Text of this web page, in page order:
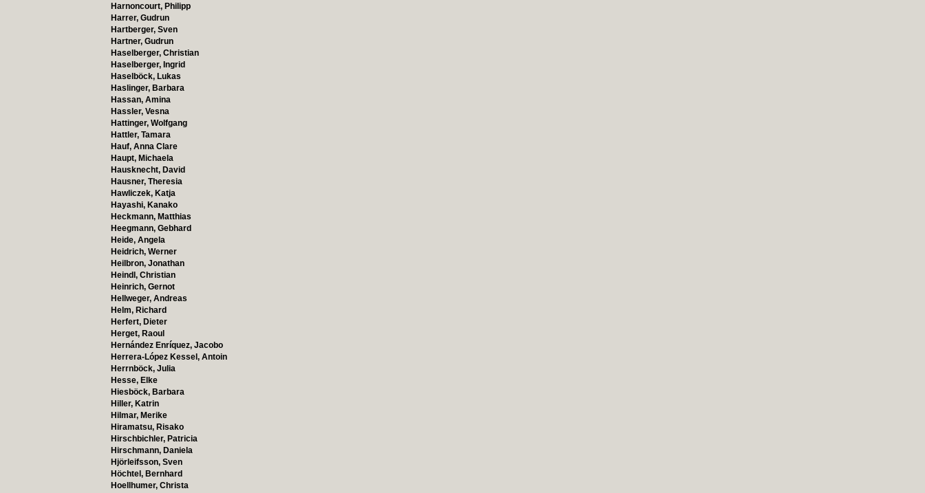
Harnoncourt, Philipp
Harrer, Gudrun
Hartberger, Sven
Hartner, Gudrun
Haselberger, Christian
Haselberger, Ingrid
Haselböck, Lukas
Haslinger, Barbara
Hassan, Amina
Hassler, Vesna
Hattinger, Wolfgang
Hattler, Tamara
Hauf, Anna Clare
Haupt, Michaela
Hausknecht, David
Hausner, Theresia
Hawliczek, Katja
Hayashi, Kanako
Heckmann, Matthias
Heegmann, Gebhard
Heide, Angela
Heidrich, Werner
Heilbron, Jonathan
Heindl, Christian
Heinrich, Gernot
Hellweger, Andreas
Helm, Richard
Herfert, Dieter
Herget, Raoul
Hernández Enríquez, Jacobo
Herrera-López Kessel, Antoin
Herrnböck, Julia
Hesse, Elke
Hiesböck, Barbara
Hiller, Katrin
Hilmar, Merike
Hiramatsu, Risako
Hirschbichler, Patricia
Hirschmann, Daniela
Hjörleifsson, Sven
Höchtel, Bernhard
Hoellhumer, Christa